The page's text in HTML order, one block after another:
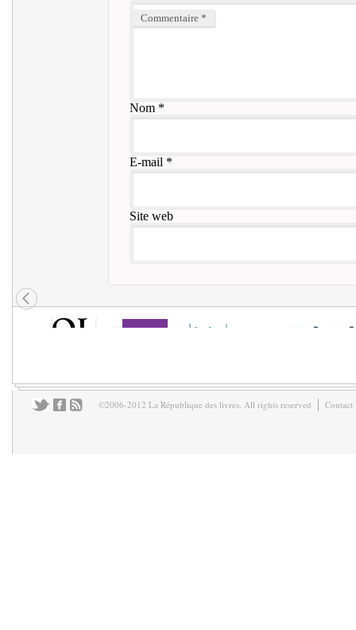
Commentaire *
Nom*
E-mail *
Site web
©2006-2012 La République des livres. All rights reserved Contact